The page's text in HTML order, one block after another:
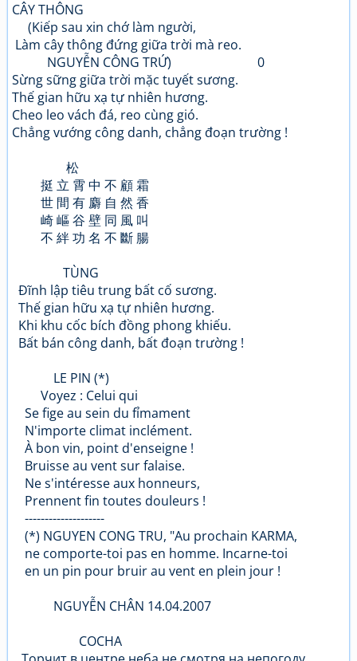
CÂY THÔNG
(Kiếp sau xin chớ làm người,
Làm cây thông đứng giữa trời mà reo.
NGUYỄN CÔNG TRỨ) 0
Sừng sững giữa trời mặc tuyết sương.
Thế gian hữu xạ tự nhiên hương.
Cheo leo vách đá, reo cùng gió.
Chẳng vướng công danh, chẳng đoạn trường !
松
挺 立 霄 中 不 顧 霜
世 間 有 麝 自 然 香
崎 嶇 谷 壁 同 風 叫
不 絆 功 名 不 斷 腸
TÙNG
Đĩnh lập tiêu trung bất cố sương.
Thế gian hữu xạ tự nhiên hương.
Khi khu cốc bích đồng phong khiếu.
Bất bán công danh, bất đoạn trường !
LE PIN (*)
Voyez : Celui qui
Se fige au sein du fỉmament
N'importe climat inclément.
À bon vin, point d'enseigne !
Bruisse au vent sur falaise.
Ne s'intéresse aux honneurs,
Prennent fin toutes douleurs !
--------------------
(*) NGUYEN CONG TRU, "Au prochain KARMA,
ne comporte-toi pas en homme. Incarne-toi
en un pin pour bruir au vent en plein jour !
NGUYỄN CHÂN 14.04.2007
СОСНА